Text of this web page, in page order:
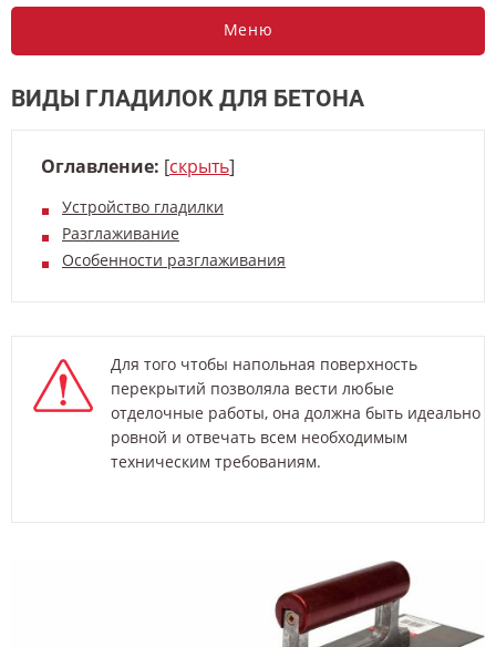
Меню
ВИДЫ ГЛАДИЛОК ДЛЯ БЕТОНА
Оглавление: [скрыть]
Устройство гладилки
Разглаживание
Особенности разглаживания
Для того чтобы напольная поверхность
перекрытий позволяла вести любые
отделочные работы, она должна быть идеально
ровной и отвечать всем необходимым
техническим требованиям.